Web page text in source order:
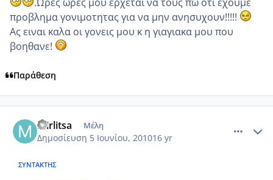
προβλημα γονιμοτητας για να μην ανησυχουν!!!!!
Ας ειναι καλα οι γονεις μου κ η γιαγιακα μου που
βοηθανε!
Παράθεση
mirlitsa Μέλη
Δημοσίευση 5 Ιουνίου, 201016 yr
ΣΥΝΤΆΚΤΗΣ